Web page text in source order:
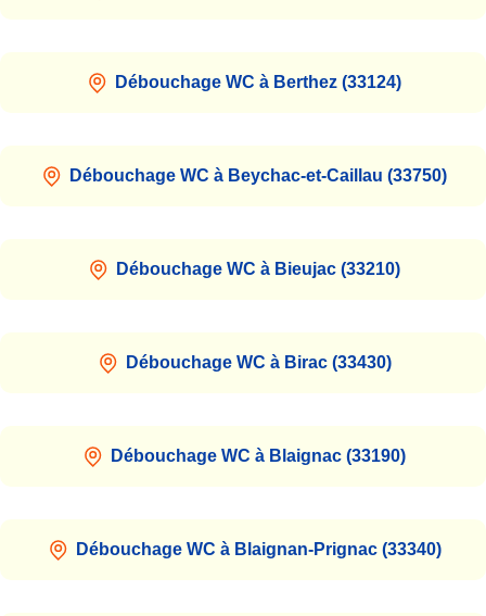
Débouchage WC à Berthez (33124)
Débouchage WC à Beychac-et-Caillau (33750)
Débouchage WC à Bieujac (33210)
Débouchage WC à Birac (33430)
Débouchage WC à Blaignac (33190)
Débouchage WC à Blaignan-Prignac (33340)